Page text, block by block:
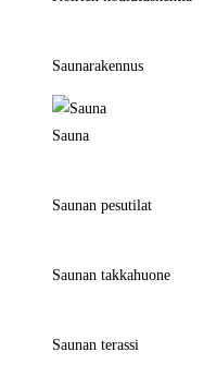
Saunarakennus
Sauna
Saunan pesutilat
Saunan takkahuone
Saunan terassi